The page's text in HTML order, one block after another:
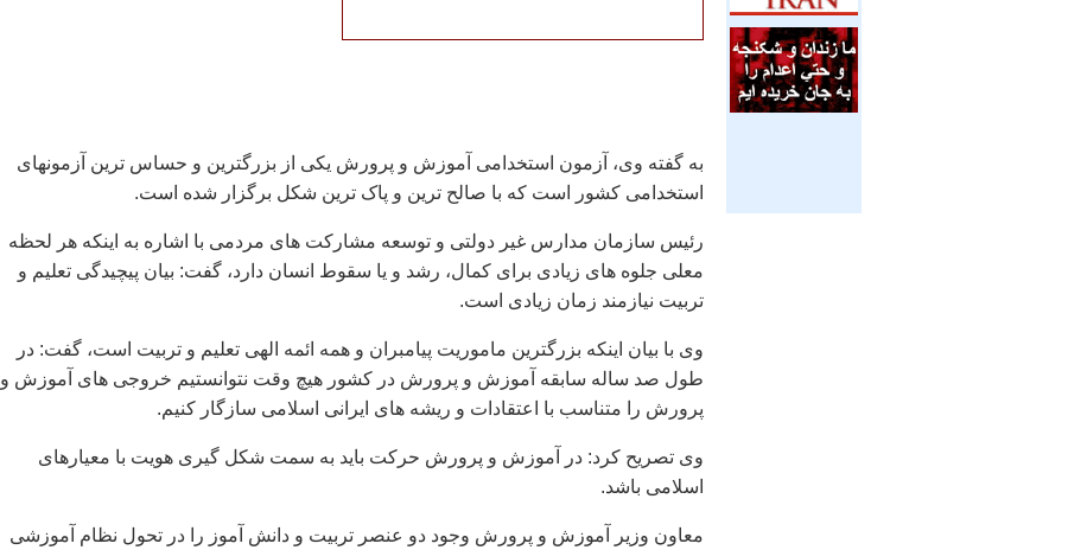
به گفته وی، آزمون استخدامی آموزش و پرورش یکی از بزرگترین و حساس ترین آزمونهای
استخدامی کشور است که با صالح ترین و پاک ترین شکل برگزار شده است.
رئیس سازمان مدارس غیر دولتی و توسعه مشارکت های مردمی با اشاره به اینکه هر لحظه
معلی جلوه های زیادی برای کمال، رشد و یا سقوط انسان دارد، گفت: بیان پیچیدگی تعلیم و
تربیت نیازمند زمان زیادی است.
وی با بیان اینکه بزرگترین ماموریت پیامبران و همه ائمه الهی تعلیم و تربیت است، گفت: در
طول صد ساله سابقه آموزش و پرورش در کشور هیچ وقت نتوانستیم خروجی های آموزش و
پرورش را متناسب با اعتقادات و ریشه های ایرانی اسلامی سازگار کنیم.
وی تصریح کرد: در آموزش و پرورش حرکت باید به سمت شکل گیری هویت با معیارهای
اسلامی باشد.
معاون وزیر آموزش و پرورش وجود دو عنصر تربیت و دانش آموز را در تحول نظام آموزشی